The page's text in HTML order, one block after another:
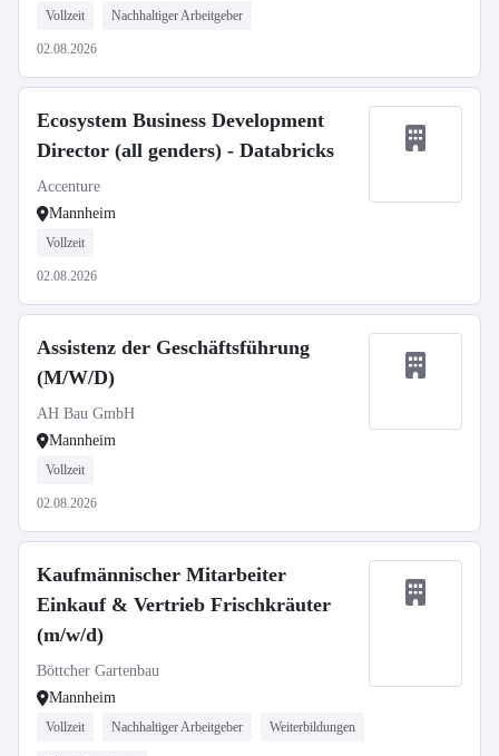
Vollzeit Nachhaltiger Arbeitgeber
02.08.2026
Ecosystem Business Development
Director (all genders) - Databricks
Accenture
Mannheim
Vollzeit
02.08.2026
Assistenz der Geschäftsführung
(M/W/D)
AH Bau GmbH
Mannheim
Vollzeit
02.08.2026
Kaufmännischer Mitarbeiter
Einkauf & Vertrieb Frischkräuter
(m/w/d)
Böttcher Gartenbau
Mannheim
Vollzeit Nachhaltiger Arbeitgeber Weiterbildungen